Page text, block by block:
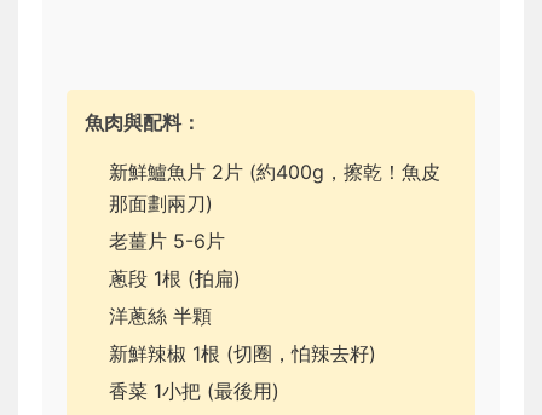
魚肉與配料：
新鮮鱸魚片 2片 (約400g，擦乾！魚皮
那面劃兩刀)
老薑片 5-6片
蔥段 1根 (拍扁)
洋蔥絲 半顆
新鮮辣椒 1根 (切圈，怕辣去籽)
香菜 1小把 (最後用)